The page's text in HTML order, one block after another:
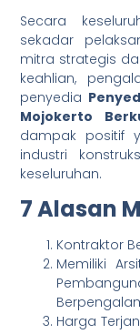
Secara
sekadar
mitra strategis
keahlian,
penyedia
Mojokerto
dampak positif
industri
keseluruhan.
7 Alasan
Kontraktor
Memiliki
Harga